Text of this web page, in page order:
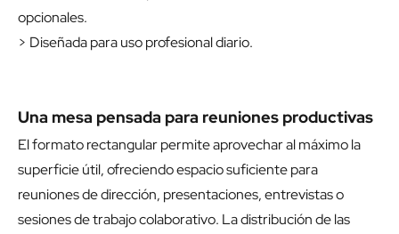
opcionales.
> Diseñada para uso profesional diario.
Una mesa pensada para reuniones productivas
El formato rectangular permite aprovechar al máximo la
superficie útil, ofreciendo espacio suficiente para
reuniones de dirección, presentaciones, entrevistas o
sesiones de trabajo colaborativo. La distribución de las